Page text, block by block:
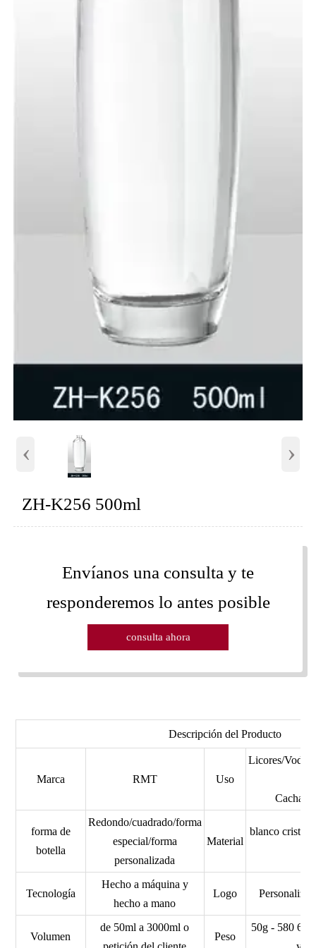
‹ ›
ZH-K256 500ml
Envíanos una consulta y te
responderemos lo antes posible
consulta ahora
Descripción del Producto
Marca RMT Uso
Licores/
forma de
botella
Redondo/cuadrado/forma
especial/forma
personalizada
Material
blanco cristal/
Tecnología
Hecho a máquina y
hecho a mano
Logo
Volumen
de 50ml a 3000ml o
Peso
50g - 580